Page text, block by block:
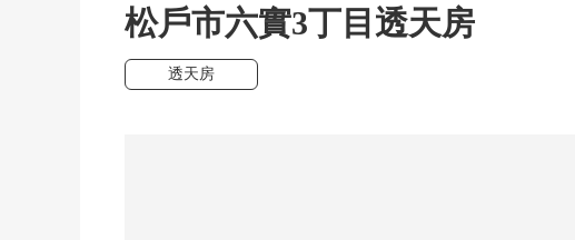
松戶市六實3丁目透天房
透天房